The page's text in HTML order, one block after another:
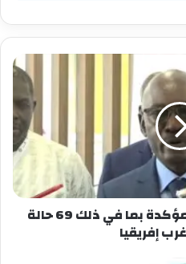
منذ ظهور المرض في السنغال ، تم الإعلان عن 86854
حالة إيجابية ، بما في ذلك 84661 حالة شُفي منها و
تم تطعيم ما مجموعه 1،994،437 شخصًا منذ إطلاق
2021.
جدري القرود: 1500 حالة مؤكدة بما في ذلك 69 حالة
إفريقيا